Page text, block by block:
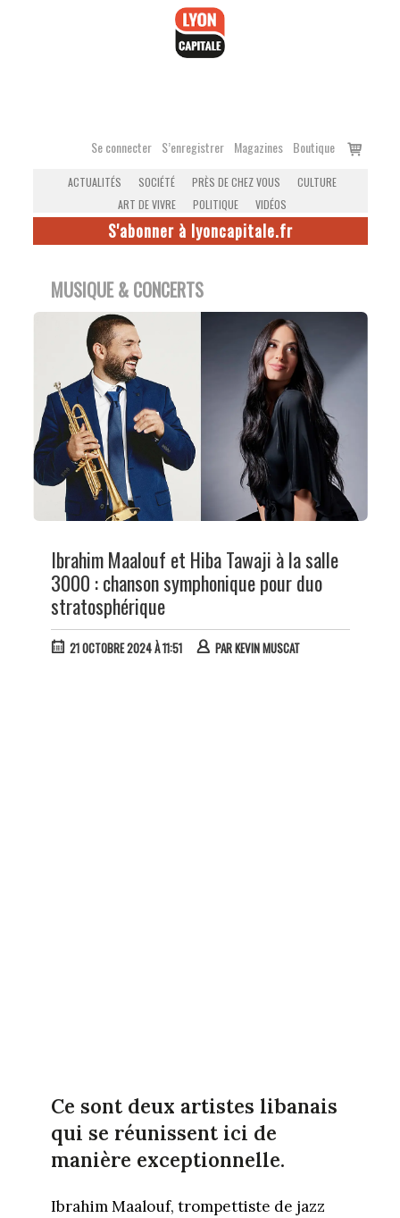
Se connecter S’enregistrer Magazines Boutique
Voir
ACTUALITÉS SOCIÉTÉ PRÈS DE CHEZ VOUS
CULTURE
ART DE VIVRE
POLITIQUE VIDÉOS
S'abonner à lyoncapitale.fr
MUSIQUE & CONCERTS
Ibrahim Maalouf et Hiba Tawaji à la salle
3000 : chanson symphonique pour duo
stratosphérique
21 OCTOBRE 2024 À 11:51 PARKEVIN MUSCAT
Ce sont deux artistes libanais
qui se réunissent ici de
manière exceptionnelle.
Ibrahim Maalouf, trompettiste de jazz